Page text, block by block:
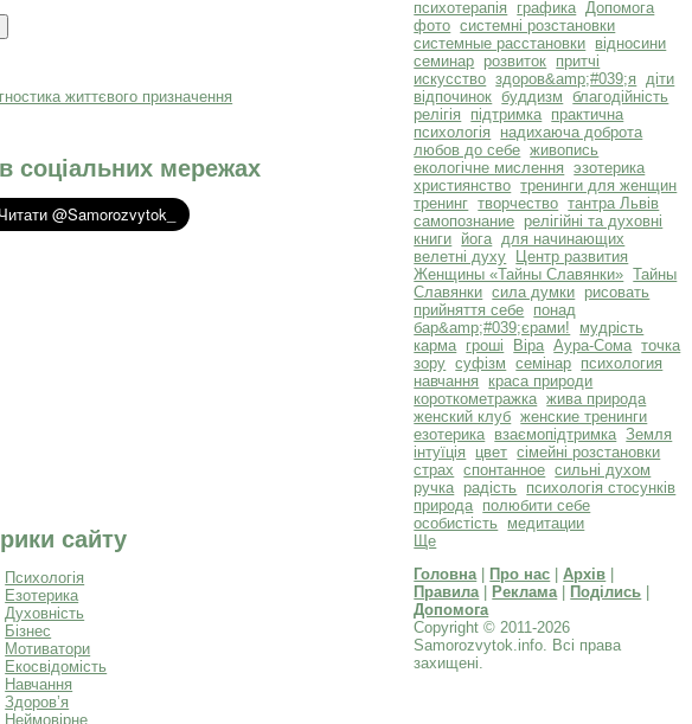
соціальних мережах
сайту
Психологія
Езотерика
Духовність
Бізнес
Мотиватори
Екосвідомість
Навчання
Здоров’я
Неймовірне
психотерапія
графика Допомога
фото системні розстановки
системные расстановки відносини
семинар розвиток притчі
искусство здоров&amp;#039;я
діти
відпочинок буддизм
благодійність
релігія
підтримка практична
психологія
надихаюча доброта
любов до себе живопись
екологічне мислення
эзотерика
християнство тренинги для женщин
тренинг творчество тантра Львів
самопознание релігійні та духовні
книги йога для начинающих
велетні духу
Центр развития
Женщины «Тайны Славянки» Тайны
Славянки сила думки рисовать
прийняття себе понад
бар&amp;#039;єрами!
мудрість
карма гроші Віра Аура-Сома точка
зору суфізм семінар психология
навчання
краса природи
короткометражка жива природа
женский клуб женские тренинги
езотерика взаємопідтримка Земля
інтуїція
цвет сімейні розстановки
страх
спонтанное сильні духом
ручка радість
психологія стосунків
природа полюбити себе
особистість
медитации
Ще
Головна| Про нас |Архів
Правила| Реклама| Поділись
Допомога
Copyright © 2011-2026
Samorozvytok.info. Всі права
захищені.